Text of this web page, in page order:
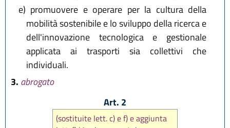
e) promuovere e operare per la cultura della
mobilità sostenibile e lo sviluppo della ricerca e
dell'innovazione tecnologica e gestionale
applicata ai trasporti sia collettivi che
individuali.
3. abrogato
Art. 2
(sostituite lett. c) e f) e aggiunta